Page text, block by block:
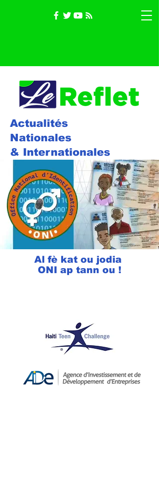
Actualités
Nationales
& Internationales
Al fè kat ou jodia
ONI ap tann ou !